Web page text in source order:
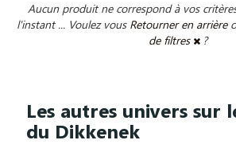
Aucun produit ne correspond à vos
l'instant ... Voulez vous Retourner en arrière
de filtres
?
Les autres univers sur
du Dikkenek